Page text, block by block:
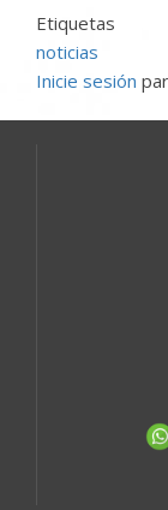
Etiquetas
noticias
Inicie sesión